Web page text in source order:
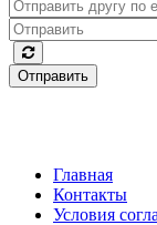
Отправить
Главная
Контакты
Условия